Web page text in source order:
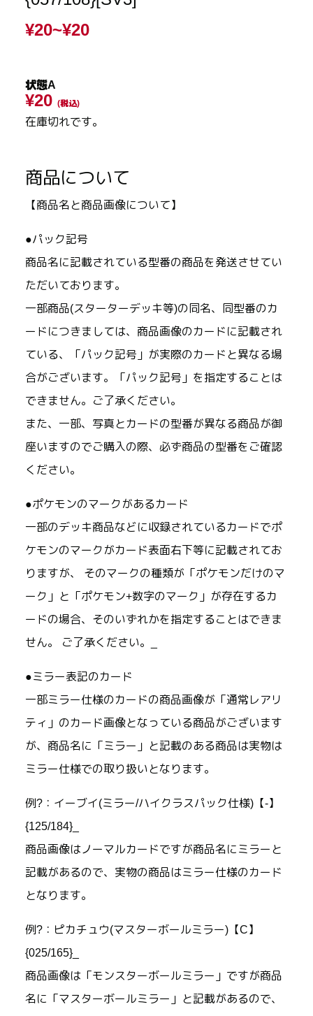
¥20~¥20
状態A
¥20 (税込)
在庫切れです。
商品について
【商品名と商品画像について】
●パック記号
商品名に記載されている型番の商品を発送させてい
ただいております。
一部商品(スターターデッキ等)の同名、同型番のカ
ードにつきましては、商品画像のカードに記載され
ている、「パック記号」が実際のカードと異なる場
合がございます。「パック記号」を指定することは
できません。ご了承ください。
また、一部、写真とカードの型番が異なる商品が御
座いますのでご購入の際、必ず商品の型番をご確認
ください。
●ポケモンのマークがあるカード
一部のデッキ商品などに収録されているカードでポ
ケモンのマークがカード表面右下等に記載されてお
りますが、 そのマークの種類が「ポケモンだけのマ
ーク」と「ポケモン+数字のマーク」が存在するカ
ードの場合、そのいずれかを指定することはできま
せん。 ご了承ください。_
●ミラー表記のカード
一部ミラー仕様のカードの商品画像が「通常レアリ
ティ」のカード画像となっている商品がございます
が、商品名に「ミラー」と記載のある商品は実物は
ミラー仕様での取り扱いとなります。
例?：イーブイ(ミラー/ハイクラスパック仕様)【-】
{125/184}_
商品画像はノーマルカードですが商品名にミラーと
記載があるので、実物の商品はミラー仕様のカード
となります。
例?：ピカチュウ(マスターボールミラー)【C】
{025/165}_
商品画像は「モンスターボールミラー」ですが商品
名に「マスターボールミラー」と記載があるので、